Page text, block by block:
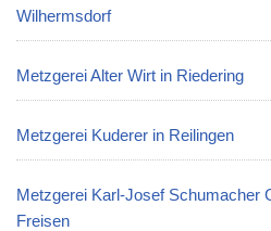
Wilhermsdorf
Metzgerei Alter Wirt in Riedering
Metzgerei Kuderer in Reilingen
Metzgerei Karl-Josef Schumacher
Freisen